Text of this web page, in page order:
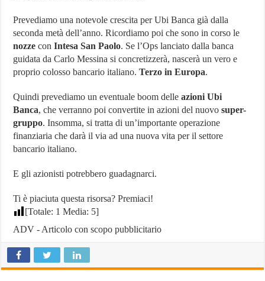
Prevediamo una notevole crescita per Ubi Banca già dalla
seconda metà dell’anno. Ricordiamo poi che sono in corso le
nozze conIntesa San Paolo. Se l’Ops lanciato dalla banca
guidata da Carlo Messina si concretizzerà, nascerà un vero e
proprio colosso bancario italiano.Terzo in Europa.
Quindi prevediamo un eventuale boom delleazioni Ubi
Banca, che verranno poi convertite in azioni del nuovo super-
gruppo. Insomma, si tratta di un’importante operazione
finanziaria che darà il via ad una nuova vita per il settore
bancario italiano.
E gli azionisti potrebbero guadagnarci.
Ti è piaciuta questa risorsa? Premiaci!
[Totale: 1 Media: 5]
ADV - Articolo con scopo pubblicitario